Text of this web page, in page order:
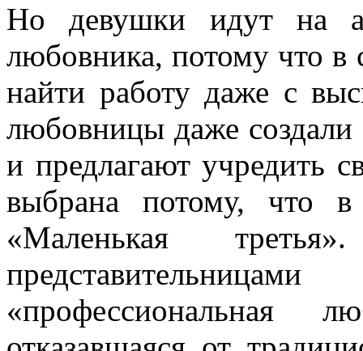
Но девушки идут на
любовника, потому что в
найти работу даже с
любовницы даже
и предлагают учредить
выбрана потому, что в
«Маленькая